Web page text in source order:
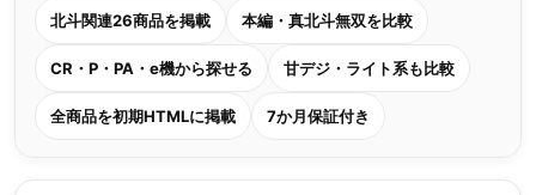
北斗関連26商品を掲載 本編・真北斗無双を比較
CR・P・PA・e機から探せる 甘デジ・ライト系も比較
全商品を初期HTMLに掲載 7か月保証付き